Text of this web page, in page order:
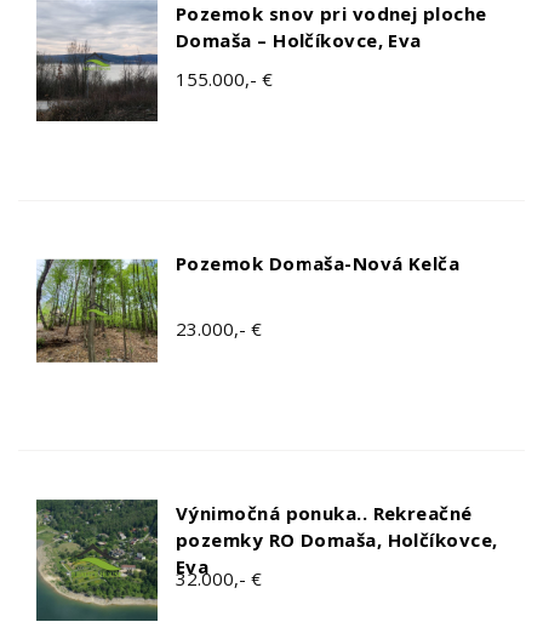
Pozemok snov pri vodnej ploche
Domaša – Holčíkovce, Eva
155.000,- €
Pozemok Domaša-Nová Kelča
23.000,- €
Výnimočná ponuka.. Rekreačné
pozemky RO Domaša, Holčíkovce,
Eva
32.000,- €